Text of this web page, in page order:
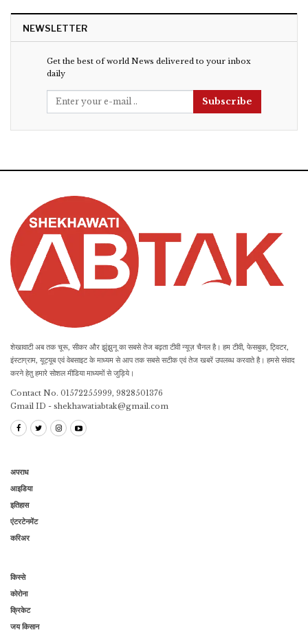
NEWSLETTER
Get the best of world News delivered to your inbox
daily
Subscribe
शेखावाटी अब तक चूरू, सीकर और झुंझुनू का सबसे तेज बढ़ता टीवी न्यूज़ चैनल है। हम टीवी, फेसबुक, ट्विटर,
इंस्टाग्राम, यूट्यूब एवं वेबसाइट के माध्यम से आप तक सबसे सटीक एवं तेज खबरें उपलब्ध करवाते है। हमसे संवाद
करने हेतु हमारे सोशल मीडिया माध्यमों से जुड़िये।
Contact No. 01572255999, 9828501376
Gmail ID - shekhawatiabtak@gmail.com
अपराध
आइडिया
इतिहास
एंटरटेनमेंट
करिअर
किस्से
कोरोना
क्रिकेट
जय किसान